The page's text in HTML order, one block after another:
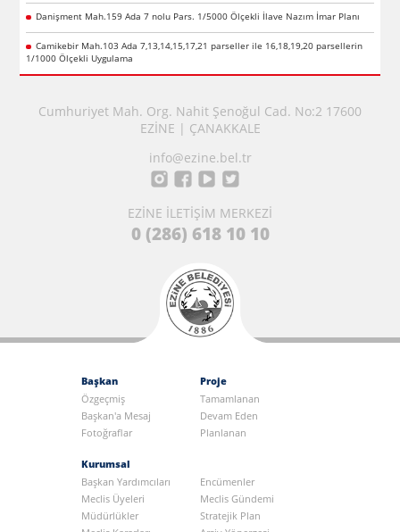
Danişment Mah.159 Ada 7 nolu Pars. 1/5000 Ölçekli İlave Nazım İmar Planı
Camikebir Mah.103 Ada 7,13,14,15,17,21 parseller ile 16,18,19,20 parsellerin
1/1000 Ölçekli Uygulama
Cumhuriyet Mah. Org. Nahit Şenoğul Cad. No:2 17600
EZİNE | ÇANAKKALE
info@ezine.bel.tr
EZİNE İLETİŞİM MERKEZİ
0 (286) 618 10 10
Başkan
Özgeçmiş
Başkan'a Mesaj
Fotoğraflar
Proje
Tamamlanan
Devam Eden
Planlanan
Kurumsal
Başkan Yardımcıları
Encümenler
Meclis Üyeleri
Meclis Gündemi
Müdürlükler
Stratejik Plan